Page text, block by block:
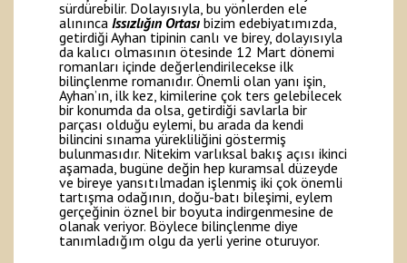
sürdürebilir. Dolayısıyla, bu yönlerden ele
alınınca Issızlığın Ortası bizim edebiyatımızda,
getirdiği Ayhan tipinin canlı ve birey, dolayısıyla
da kalıcı olmasının ötesinde 12 Mart dönemi
romanları içinde değerlendirilecekse ilk
bilinçlenme romanıdır. Önemli olan yanı işin,
Ayhan’ın, ilk kez, kimilerine çok ters gelebilecek
bir konumda da olsa, getirdiği savlarla bir
parçası olduğu eylemi, bu arada da kendi
bilincini sınama yürekliliğini göstermiş
bulunmasıdır. Nitekim varlıksal bakış açısı ikinci
aşamada, bugüne değin hep kuramsal düzeyde
ve bireye yansıtılmadan işlenmiş iki çok önemli
tartışma odağının, doğu-batı bileşimi, eylem
gerçeğinin öznel bir boyuta indirgenmesine de
olanak veriyor. Böylece bilinçlenme diye
tanımladığım olgu da yerli yerine oturuyor.